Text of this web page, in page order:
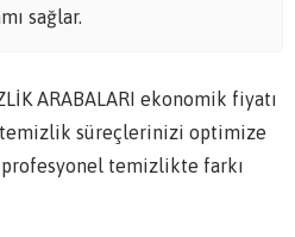
sağlar.
ARABALARI ekonomik fiyatı
temizlik süreçlerinizi optimize
temizlikte farkı